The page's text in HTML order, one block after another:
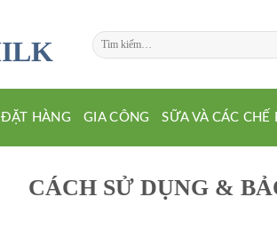
Tìm
kiếm:
ĐẶT HÀNG GIA CÔNG SỮA VÀ CÁC
CÁCH SỬ DỤNG &